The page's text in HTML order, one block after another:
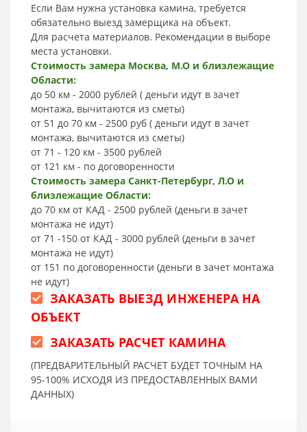
Если Вам нужна установка камина, требуется
обязательно выезд замерщика на объект.
Для расчета материалов. Рекомендации в выборе
места установки.
Стоимость замера Москва, М.О и близлежащие
Области:
до 50 км - 2000 рублей ( деньги идут в зачет
монтажа, вычитаются из сметы)
от 51 до 70 км - 2500 руб ( деньги идут в зачет
монтажа, вычитаются из сметы)
от 71 - 120 км - 3500 рублей
от 121 км - по договоренности
Стоимость замера Санкт-Петербург, Л.О и
близлежащие Области:
до 70 км от КАД - 2500 рублей (деньги в зачет
монтажа не идут)
от 71 -150 от КАД - 3000 рублей (деньги в зачет
монтажа не идут)
от 151 по договоренности (деньги в зачет монтажа
не идут)
ЗАКАЗАТЬ ВЫЕЗД ИНЖЕНЕРА НА
ОБЪЕКТ
ЗАКАЗАТЬ РАСЧЕТ КАМИНА
(ПРЕДВАРИТЕЛЬНЫЙ РАСЧЕТ БУДЕТ ТОЧНЫМ НА
95-100% ИСХОДЯ ИЗ ПРЕДОСТАВЛЕННЫХ ВАМИ
ДАННЫХ)